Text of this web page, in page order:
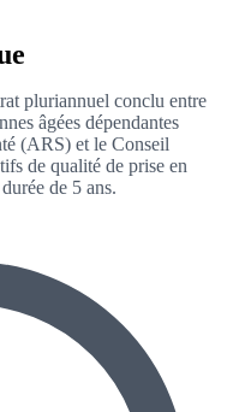
pluriannuel conclu entre
âgées dépendantes
(ARS) et le Conseil
de qualité de prise en
de 5 ans.